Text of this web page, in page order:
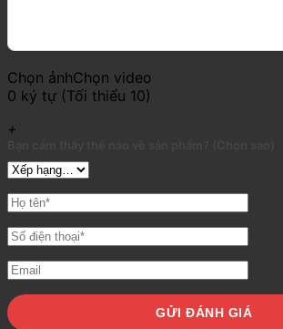
Chọn ảnhChọn video
0 ký tự (Tối thiểu 10)
+